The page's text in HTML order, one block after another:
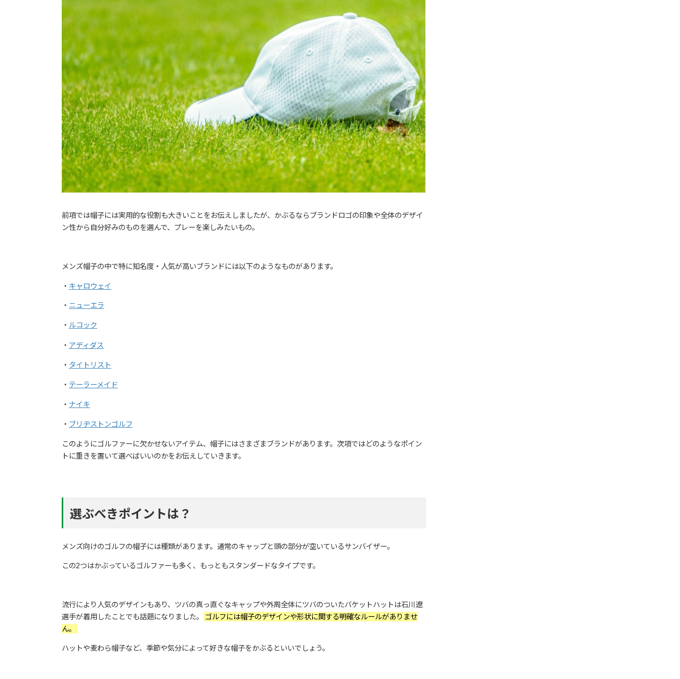
前項では帽子には実用的な役割も大きいことをお伝えしましたが、かぶるならブランドロゴの印象や全体のデザイ
ン性から自分好みのものを選んで、プレーを楽しみたいもの。
メンズ帽子の中で特に知名度・人気が高いブランドには以下のようなものがあります。
・ キャロウェイ
・ ニューエラ
・ ルコック
・ アディダス
・ タイトリスト
・ テーラーメイド
・ ナイキ
・ ブリヂストンゴルフ
このようにゴルファーに欠かせないアイテム、帽子にはさまざまブランドがあります。次項ではどのようなポイン
トに重きを置いて選べばいいのかをお伝えしていきます。
選ぶべきポイントは？
メンズ向けのゴルフの帽子には種類があります。通常のキャップと頭の部分が空いているサンバイザー。
この2つはかぶっているゴルファーも多く、もっともスタンダードなタイプです。
流行により人気のデザインもあり、ツバの真っ直ぐなキャップや外周全体にツバのついたバケットハットは石川遼
選手が着用したことでも話題になりました。
ゴルフには帽子のデザインや形状に関する明確なルールがありませ
ん。
ハットや麦わら帽子など、季節や気分によって好きな帽子をかぶるといいでしょう。